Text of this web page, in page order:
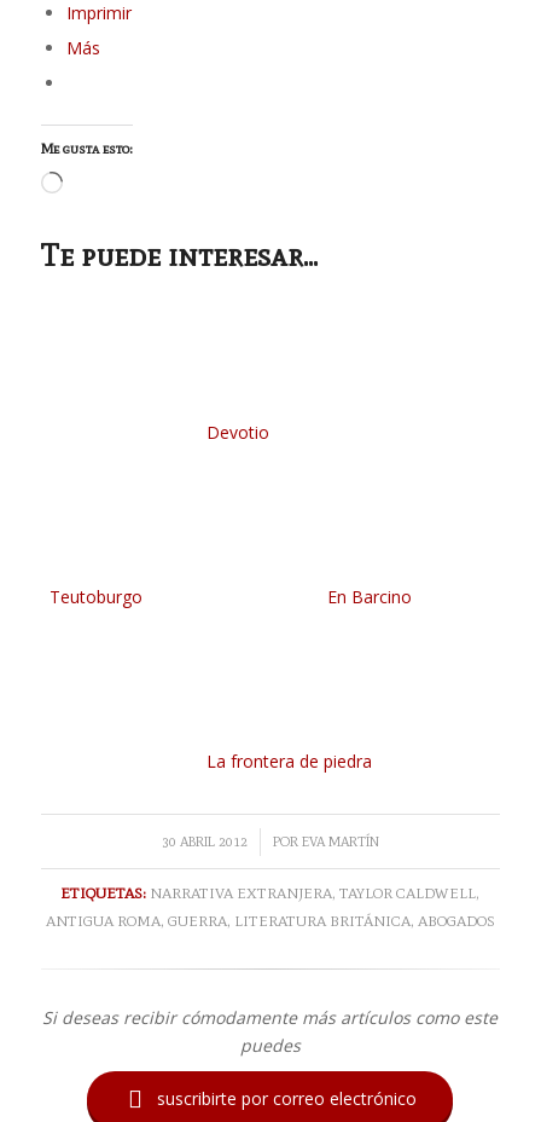
Imprimir
Más
Me gusta esto:
Cargando...
Te puede interesar...
Devotio
Teutoburgo En Barcino
La frontera de piedra
30 ABRIL 2012
/ POR EVA MARTÍN
ETIQUETAS: NARRATIVA EXTRANJERA,TAYLOR CALDWELL,
ANTIGUA ROMA, GUERRA, LITERATURA BRITÁNICA, ABOGADOS
Si deseas recibir cómodamente más artículos como este
puedes
 suscribirte por correo electrónico